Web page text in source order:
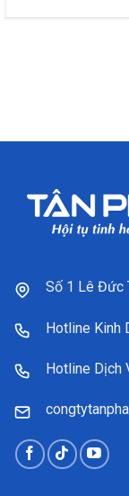
Số 1 Lê Đức
Hotline Kinh
Hotline Dịch